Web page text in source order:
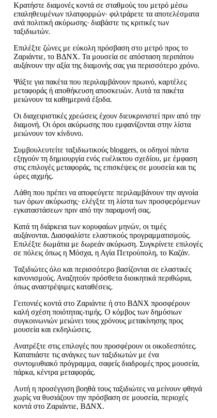
Κρατήστε διαμονές κοντά σε σταθμούς του μετρό μέσω
επαληθευμένων πλατφορμών· φιλτράρετε τα αποτελέσματα
ανά πολιτική ακύρωσης· διαβάστε τις κριτικές των
ταξιδιωτών.
Επιλέξτε ζώνες με εύκολη πρόσβαση στο μετρό προς το
Ζαριάντιε, το ΒΔΝΧ. Τα μουσεία σε απόσταση περιπάτου
αυξάνουν την αξία της διαμονής σας για περισσότερο χρόνο.
Ψάξτε για πακέτα που περιλαμβάνουν πρωινό, καρτέλες
μεταφοράς ή αποθήκευση αποσκευών. Αυτά τα πακέτα
μειώνουν τα καθημερινά έξοδα.
Οι διαχειριστικές χρεώσεις έχουν διευκρινιστεί πριν από την
διαμονή. Οι όροι ακύρωσης που εμφανίζονται στην λίστα
μειώνουν τον κίνδυνο.
Συμβουλευτείτε ταξιδιωτικούς bloggers, οι οδηγοί πάντα
εξηγούν τη δημιουργία ενός ευέλικτου σχεδίου, με έμφαση
στις επιλογές μεταφοράς, τις επισκέψεις σε μουσεία και τις
ώρες αιχμής.
Λάθη που πρέπει να αποφεύγετε περιλαμβάνουν την αγνοία
των όρων ακύρωσης· ελέγξτε τη λίστα των προσφερόμενων
εγκαταστάσεων πριν από την παραμονή σας.
Κατά τη διάρκεια των κορυφαίων μηνών, οι τιμές
αυξάνονται. Διασφαλίστε ελαστικούς προγραμματισμούς.
Επιλέξτε δωμάτια με δωρεάν ακύρωση. Συγκρίνετε επιλογές
σε πόλεις όπως η Μόσχα, η Αγία Πετρούπολη, το Καζάν.
Ταξιδιώτες όλο και περισσότερο βασίζονται σε ελαστικές
κανονισμούς. Αναζητούν πρόσθετα διοικητικά περιθώρια,
όπως αναστρέψιμες καταθέσεις.
Γειτονιές κοντά στο Ζαριάντιε ή στο ΒΔΝΧ προσφέρουν
καλή σχέση ποιότητας-τιμής. Ο κόμβος των δημόσιων
συγκοινωνιών μειώνει τους χρόνους μετακίνησης προς
μουσεία και εκδηλώσεις.
Ανατρέξτε στις επιλογές που προσφέρουν οι οικοδεσπότες.
Καταπιάστε τις ανάγκες των ταξιδιωτών με ένα
συντομυθιακό πρόγραμμα, σαφείς διαδρομές προς μουσεία,
πάρκα, κέντρα μεταφοράς.
Αυτή η προσέγγιση βοηθά τους ταξιδιώτες να μείνουν φθηνά
χωρίς να θυσιάζουν την πρόσβαση σε μουσεία, περιοχές
κοντά στο Ζαριάντιε, ΒΔΝΧ.